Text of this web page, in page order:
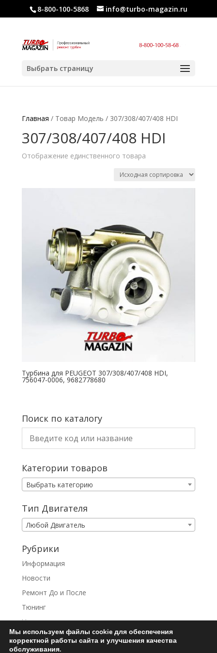
8-800-100-5868 info@turbo-magazin.ru
Выбрать страницу
Главная / Товар Модель / 307/308/407/408 HDI
307/308/407/408 HDI
Отображение единственного товара
Турбина для PEUGEOT 307/308/407/408 HDI,
756047-0006, 9682778680
Поиск по каталогу
Категории товаров
Выбрать категорию
Тип Двигателя
Любой Двигатель
Рубрики
Информация
Новости
Ремонт До и После
Тюнинг
Услуги
Мы используем файлы cookie для обеспечения
корректной работы сайта и улучшения качества
обслуживания.